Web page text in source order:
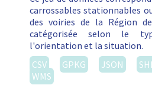
carrossables stationnables
des voiries de la Région
catégorisée selon le
l'orientation et la situation.
CSV
GPKG JSON
WMS